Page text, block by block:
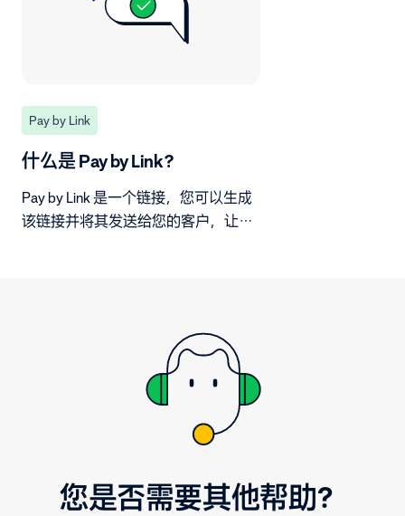
Pay by Link
什么是 Pay by Link？
Pay by Link 是一个链接，您可以生成
该链接并将其发送给您的客户，让他
您是否需要其他帮助？